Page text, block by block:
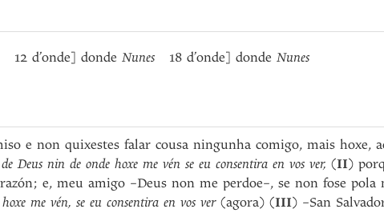
12 d’onde] donde Nunes 18 d’onde] donde Nunes
e non quixestes falar cousa ningunha comigo, mais hoxe,
Deus nin de onde hoxe me vén se eu consentira en vos ver, (II)
e, meu amigo –Deus non me perdoe–, se non fose pola
me vén, se eu consentira en vos ver(agora) (III) –San